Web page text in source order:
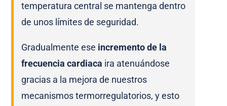
temperatura central se mantenga dentro
de unos límites de seguridad.
Gradualmente ese incremento de la
frecuencia cardiaca ira atenuándose
gracias a la mejora de nuestros
mecanismos termorregulatorios, y esto